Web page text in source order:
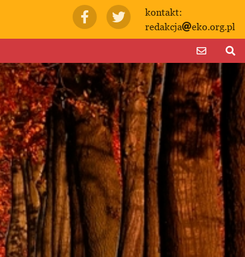
kontakt:
redakcja
eko.org.pl